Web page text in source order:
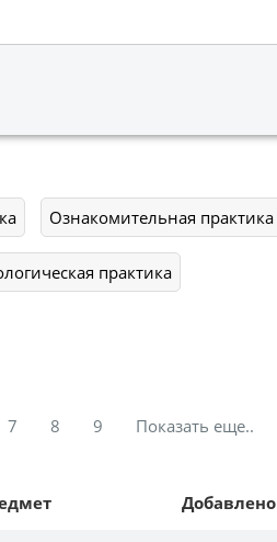
Ознакомительная практика
практика
7 8 9 Показать еще..
Добавлено